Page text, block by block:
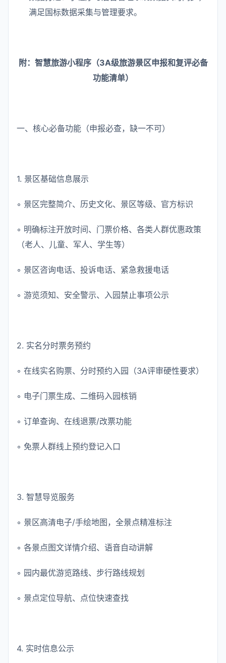
满足国标数据采集与管理要求。
附：智慧旅游小程序（3A级旅游景区申报和复评必备
功能清单）
一、核心必备功能（申报必查，缺一不可）
1. 景区基础信息展示
◦ 景区完整简介、历史文化、景区等级、官方标识
◦ 明确标注开放时间、门票价格、各类人群优惠政策
（老人、儿童、军人、学生等）
◦ 景区咨询电话、投诉电话、紧急救援电话
◦ 游览须知、安全警示、入园禁止事项公示
2. 实名分时票务预约
◦ 在线实名购票、分时预约入园（3A评审硬性要求）
◦ 电子门票生成、二维码入园核销
◦ 订单查询、在线退票/改票功能
◦ 免票人群线上预约登记入口
3. 智慧导览服务
◦ 景区高清电子/手绘地图，全景点精准标注
◦ 各景点图文详情介绍、语音自动讲解
◦ 园内最优游览路线、步行路线规划
◦ 景点定位导航、点位快速查找
4. 实时信息公示